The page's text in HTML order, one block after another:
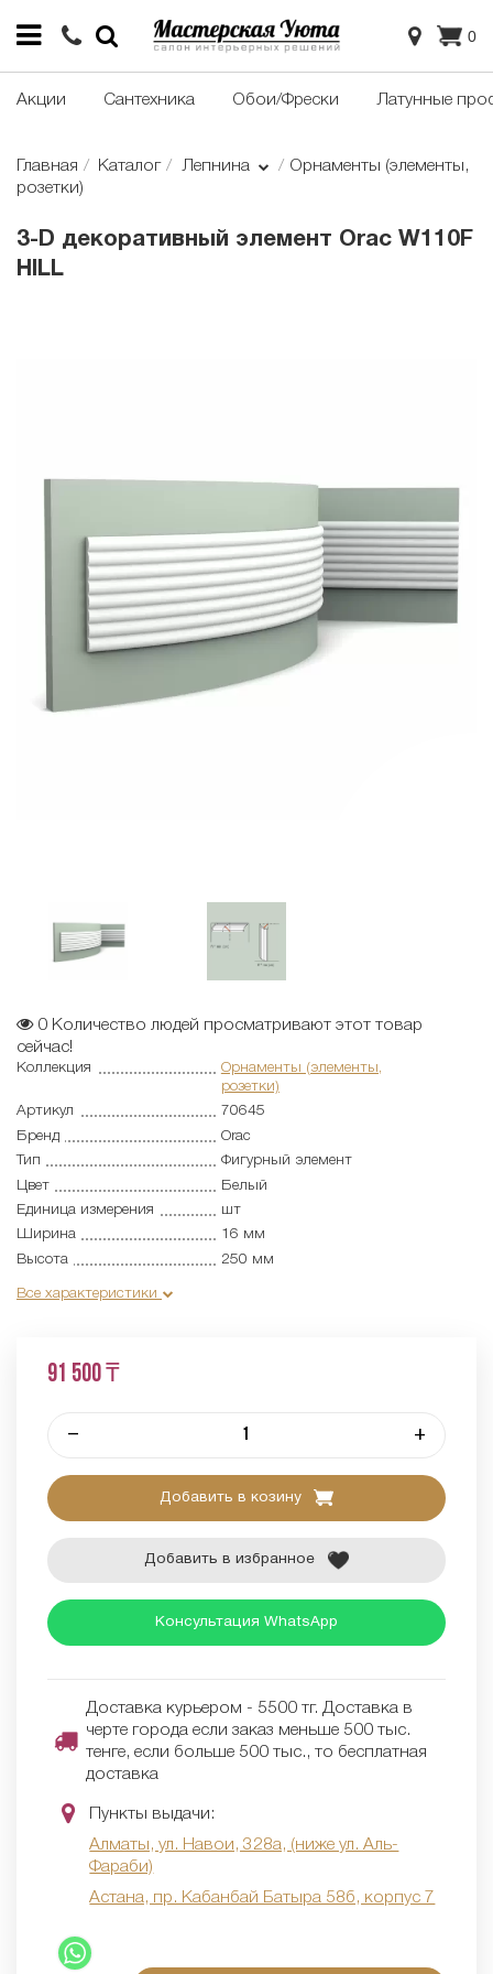
0
Акции Сантехника Обои/Фрески Латунные
Главная Каталог Лепнина
Орнаменты (элементы,
розетки)
3-D декоративный элемент Orac W110F
HILL
0 Количество людей просматривают этот товар
сейчас!
Коллекция
Орнаменты (элементы,
розетки)
Артикул
70645
Бренд
Orac
Тип
Фигурный элемент
Цвет
Белый
Единица измерения
шт
Ширина
16 мм
Высота
250 мм
Все характеристики
91 500 ₸
– +
Добавить в козину
Добавить в избранное
Консультация WhatsApp
Доставка курьером - 5500 тг. Доставка в
черте города если заказ меньше 500 тыс.
тенге, если больше 500 тыс., то бесплатная
доставка
Пункты выдачи:
Алматы, ул. Навои, 328а, (ниже ул. Аль-
Фараби)
Астана, пр. Кабанбай Батыра 58б, корпус 7